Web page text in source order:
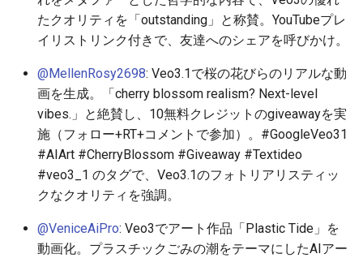
2026-05-22
2026-05-21
2026-05-20
2026-05-19
2026-05-18
2026-05-17
2025-11-06
2025-11-05
2025-11-04
2025-11-03
2025-11-02
2025-11-01
2026-05-22
2026-05-21
2026-05-20
2026-05-19
2026-05-18
2026-05-17
2025-11-06
2025-11-05
2025-11-04
2025-11-03
2025-11-02
2025-11-01
2026-05-19
2026-05-18
2026-05-17
2026-05-16
2026-05-15
2026-05-14
2025-11-06
2025-11-05
2025-11-04
2025-11-03
2025-11-02
2025-11-01
2026-05-18
2026-05-17
2026-05-16
2026-05-15
2026-05-14
2026-05-13
2026-05-22
2026-05-21
2026-05-20
2026-05-18
たクオリティを「outstanding」と称賛。YouTubeプレ
イリストリンク付きで、友達へのシェアを呼びかけ。
@MellenRosy2698: Veo3.1で桜の花びらのリアルな動
画を生成。「cherry blossom realism? Next-level
vibes.」と絶賛し、10無料クレジットのgiveawayを実
施（フォロー+RT+コメントで参加）。#GoogleVeo31
#AIArt #CherryBlossom #Giveaway #Textideo
#veo3_1 のタグで、Veo3.1のフォトリアリスティッ
クなクオリティを強調。
@VeniceAiPro: Veo3でアート作品「Plastic Tide」を
動画化。プラスチックごみの潮をテーマにしたAIアー